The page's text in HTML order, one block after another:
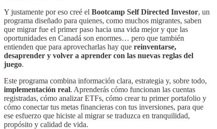
Y justamente por eso creé el Bootcamp Self Directed Investor, un
programa diseñado para quienes, como muchos migrantes, saben
que migrar fue el primer paso hacia una vida mejor y que las
oportunidades en Canadá son enormes… pero que también
entienden que para aprovecharlas hay que reinventarse,
desaprender y volver a aprender con las nuevas reglas del
juego.
Este programa combina información clara, estrategia y, sobre todo,
implementación real. Aprenderás cómo funcionan las cuentas
registradas, cómo analizar ETFs, cómo crear tu primer portafolio y
cómo conectar tus metas financieras con tus inversiones, para que
ese esfuerzo que hiciste al migrar se traduzca en tranquilidad,
propósito y calidad de vida.